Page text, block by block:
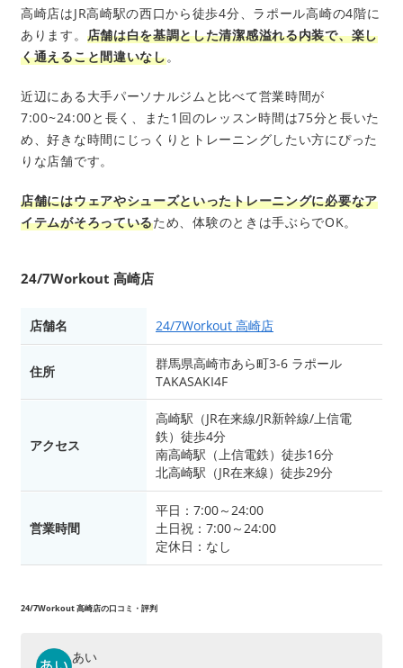
高崎店はJR高崎駅の西口から徒歩4分、ラポール高崎の4階に
あります。 店舗は白を基調とした清潔感溢れる内装で、楽し
く通えること間違いなし。
近辺にある大手パーソナルジムと比べて営業時間が
7:00~24:00と長く、また1回のレッスン時間は75分と長いた
め、好きな時間にじっくりとトレーニングしたい方にぴった
りな店舗です。
店舗にはウェアやシューズといったトレーニングに必要なア
イテムがそろっているため、体験のときは手ぶらでOK。
24/7Workout 高崎店
店舗名 24/7Workout 高崎店
住所
群馬県高崎市あら町3-6 ラポール
TAKASAKI4F
アクセス
高崎駅（JR在来線/JR新幹線/上信電
鉄）徒歩4分
南高崎駅（上信電鉄）徒歩16分
北高崎駅（JR在来線）徒歩29分
営業時間
平日：7:00～24:00
土日祝：7:00～24:00
定休日：なし
24/7Workout 高崎店の口コミ・評判
あい